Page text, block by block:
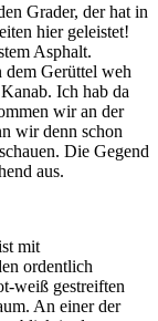
Grader, der hat in
hier geleistet!
Asphalt.
Gerüttel weh
Ich hab da
wir an der
wir denn schon
Die Gegend
aus.
mit
ordentlich
weiß gestreiften
An einer der